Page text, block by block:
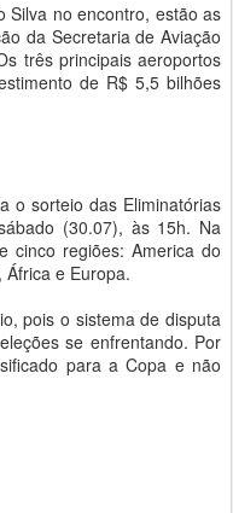
Silva no encontro, estão as
da Secretaria de Aviação
três principais aeroportos
de R$ 5,5 bilhões
o sorteio das Eliminatórias
(30.07), às 15h. Na
cinco regiões: America do
e Europa.
pois o sistema de disputa
se enfrentando. Por
para a Copa e não